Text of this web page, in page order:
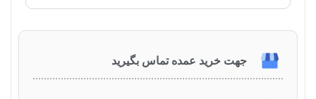
جهت خرید عمده تماس بگیرید